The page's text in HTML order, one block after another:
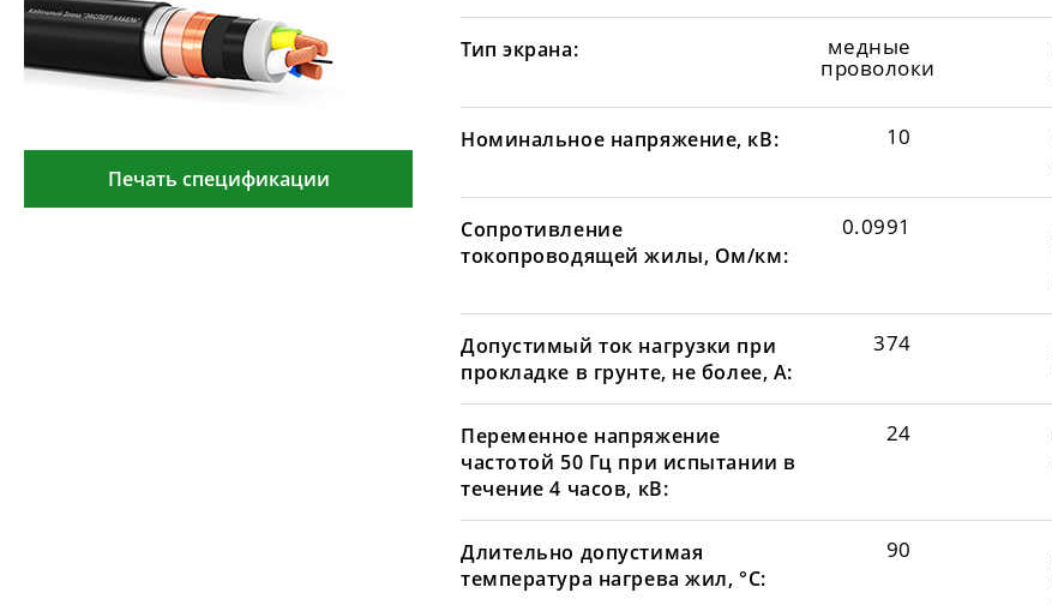
Печать спецификации
Тип экрана: медные
проволоки
Номинальное напряжение, кВ: 10
Сопротивление
токопроводящей жилы, Ом/км:
0.0991
Допустимый ток нагрузки при
прокладке в грунте, не более, А:
374
Переменное напряжение
частотой 50 Гц при испытании в
течение 4 часов, кВ:
24
Длительно допустимая
температура нагрева жил, °С:
90